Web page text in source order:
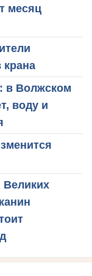
месяц
крана
в Волжском
воду и
Великих